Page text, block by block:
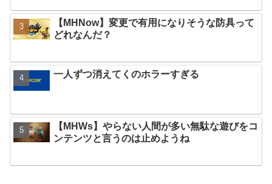
【MHNow】変更で有用になりそうな防具って
どれなんだ？
一人ずつ消えてくのホラーすぎる
【MHWs】やらない人間が多い無駄な遊びをコ
ンテンツと言うのは止めようね